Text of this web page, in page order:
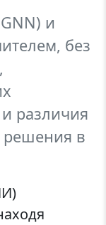
и
без
различия
решения в